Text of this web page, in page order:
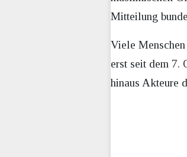
Mitteilung
Viele
erst seit dem 7.
hinaus Akteure